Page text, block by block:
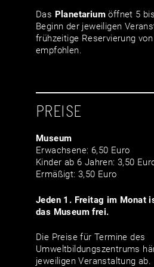
Das Planetarium öffnet 5
Beginn der jeweiligen
frühzeitige Reservierung
empfohlen.
PREISE
Museum
Erwachsene: 6,50 Euro
Kinder ab 6 Jahren: 3,50
Ermäßigt: 3,50 Euro
Jeden 1. Freitag im Monat
das Museum frei.
Die Preise für Termine des
Umweltbildungszentrums
jeweiligen Veranstaltung ab.